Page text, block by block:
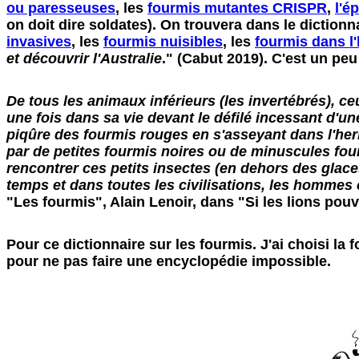
ou paresseuses, les fourmis mutantes CRISPR,
on doit dire soldates). On trouvera dans le
invasives, les fourmis nuisibles, les fourmis dans
et découvrir l'Australie." (Cabut 2019). C'est un
De tous les animaux inférieurs (les invertébrés),
une fois dans sa vie devant le défilé incessant
piqûre des fourmis rouges en s'asseyant dans
par de petites fourmis noires ou de minuscules
rencontrer ces petits insectes (en dehors des
temps et dans toutes les civilisations, les
"Les fourmis", Alain Lenoir, dans "Si les lions
Pour ce dictionnaire sur les fourmis. J'ai choisi la
pour ne pas faire une encyclopédie impossible.